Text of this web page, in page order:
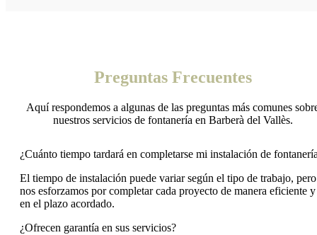
Preguntas Frecuentes
Aquí respondemos a algunas de las preguntas más comunes
nuestros servicios de fontanería en Barberà del Vallès.
¿Cuánto tiempo tardará en completarse mi instalación de
El tiempo de instalación puede variar según el tipo de trabajo, pero
nos esforzamos por completar cada proyecto de manera eficiente y
en el plazo acordado.
¿Ofrecen garantía en sus servicios?